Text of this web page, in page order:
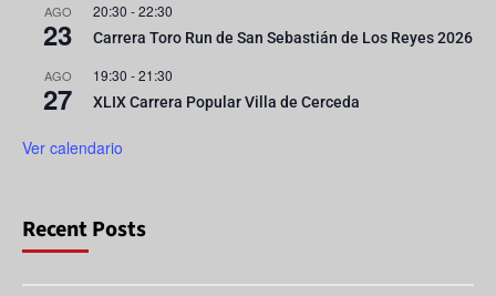
AGO
23
20:30 -22:30
Carrera Toro Run de San Sebastián de Los Reyes 2026
AGO
27
19:30 -21:30
XLIX Carrera Popular Villa de Cerceda
Ver calendario
Recent Posts